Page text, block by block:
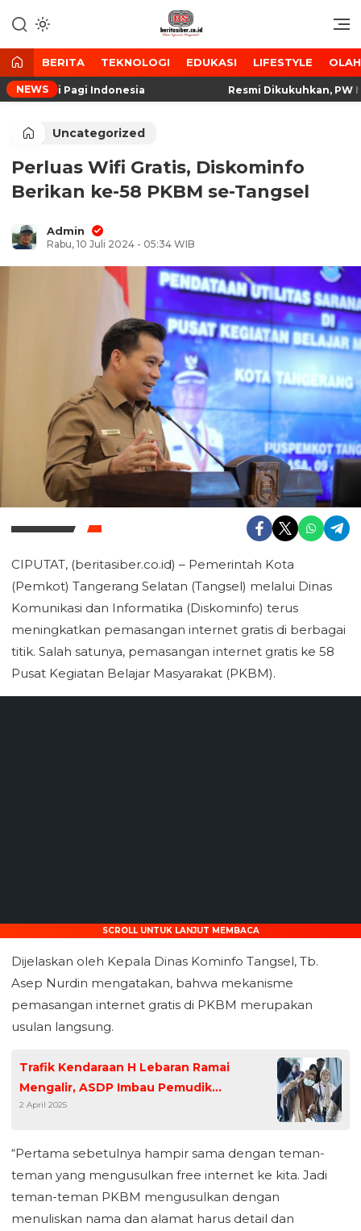
ke
konten
BeritaSiber.co.id
Media Tanggap Dan Akurat
BERITA TEKNOLOGI EDUKASI LIFESTYLE
NEWSPagi Indonesia Resmi Dikukuhkan, PW
Uncategorized
Perluas Wifi Gratis, Diskominfo
Berikan ke-58 PKBM se-Tangsel
Admin
Rabu, 10 Juli 2024 - 05:34 WIB
CIPUTAT, (beritasiber.co.id) – Pemerintah Kota
(Pemkot) Tangerang Selatan (Tangsel) melalui Dinas
Komunikasi dan Informatika (Diskominfo) terus
meningkatkan pemasangan internet gratis di berbagai
titik. Salah satunya, pemasangan internet gratis ke 58
Pusat Kegiatan Belajar Masyarakat (PKBM).
SCROLL UNTUK LANJUT MEMBACA
Dijelaskan oleh Kepala Dinas Kominfo Tangsel, Tb.
Asep Nurdin mengatakan, bahwa mekanisme
pemasangan internet gratis di PKBM merupakan
usulan langsung.
Trafik Kendaraan H Lebaran Ramai
Mengalir, ASDP Imbau Pemudik
Persiapkan Perjalanan Arus Balik
2 April 2025
“Pertama sebetulnya hampir sama dengan teman-
teman yang mengusulkan free internet ke kita. Jadi
teman-teman PKBM mengusulkan dengan
menuliskan nama dan alamat harus detail dan